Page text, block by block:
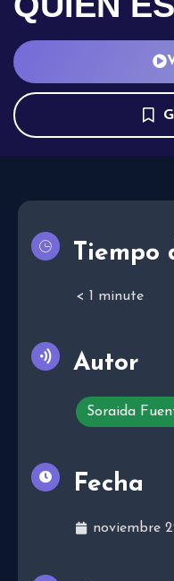
Tiempo
< 1 minute
Autor
Soraida
Fecha
noviembre